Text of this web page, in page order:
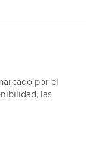
por el
las